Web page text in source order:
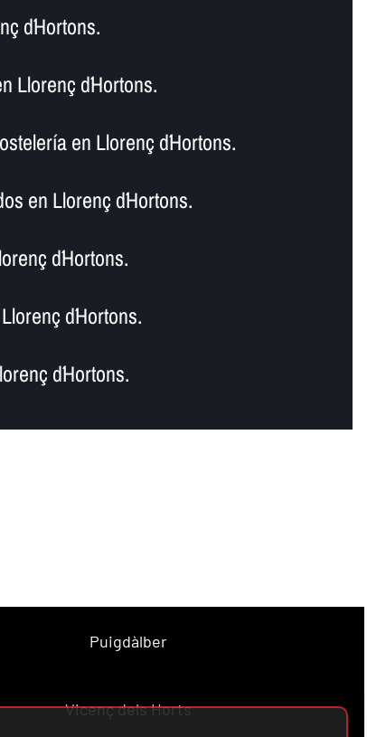
d´Hortons.
Llorenç d´Hortons.
en Llorenç d´Hortons.
en Llorenç d´Hortons.
d´Hortons.
d´Hortons.
d´Hortons.
Puigdàlber
Vicenç dels Horts